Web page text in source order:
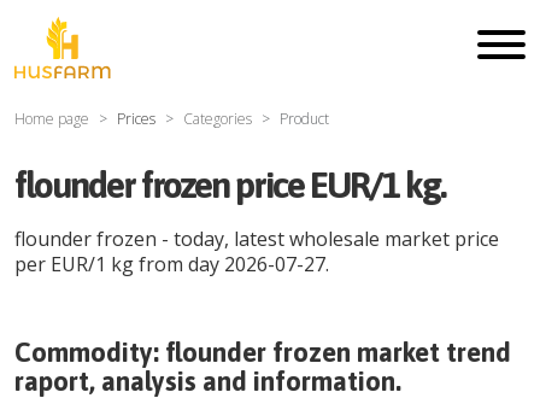
Home page Prices Categories Product
flounder frozen price EUR/1 kg.
flounder frozen - today, latest wholesale market price
per EUR/1 kgfrom day 2026-07-27.
Commodity: flounder frozen market trend
raport, analysis and information.